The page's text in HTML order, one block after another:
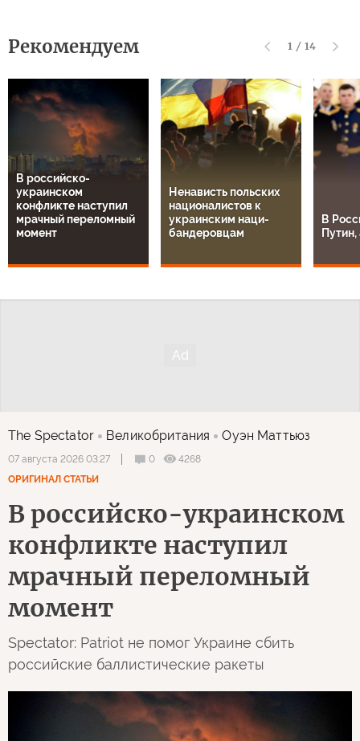
Рекомендуем 1 / 14
В российско-
украинском
конфликте наступил
мрачный переломный
момент
Ненависть польских
националистов к
украинским наци-
бандеровцам
В
The Spectator Великобритания Оуэн Маттьюз
07 августа 2026 03:27 0
4268
ОРИГИНАЛ СТАТЬИ
В российско-украинском
конфликте наступил
мрачный переломный
момент
Spectator: Patriot не помог Украине сбить
российские баллистические ракеты